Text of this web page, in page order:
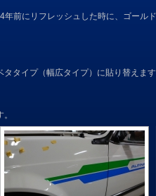
4年前にリフレッシュした時に、ゴール
タイプ（幅広タイプ）に貼り替えます